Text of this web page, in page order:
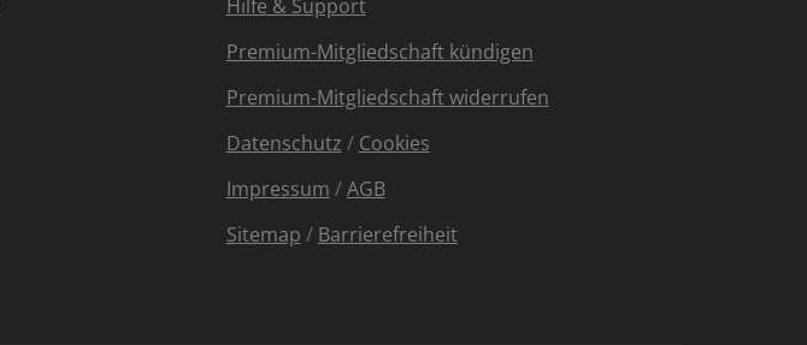
Hilfe & Support
Premium-Mitgliedschaft kündigen
Premium-Mitgliedschaft widerrufen
Datenschutz / Cookies
Impressum /AGB
Sitemap / Barrierefreiheit